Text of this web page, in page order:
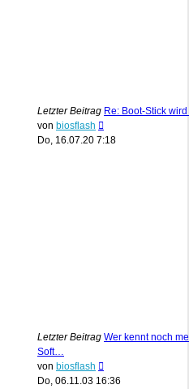
Letzter Beitrag Re: Boot-Stick
von biosflash
Beitrag
Do, 16.07.20 7:18
Letzter Beitrag Wer kennt noch
Soft…
von biosflash
Beitrag
Do, 06.11.03 16:36